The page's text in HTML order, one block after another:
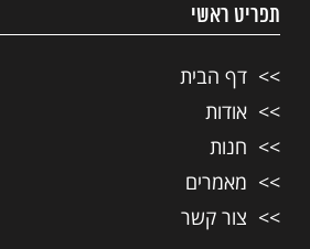
תפריט ראשי
דף הבית
אודות
חנות
מאמרים
צור קשר